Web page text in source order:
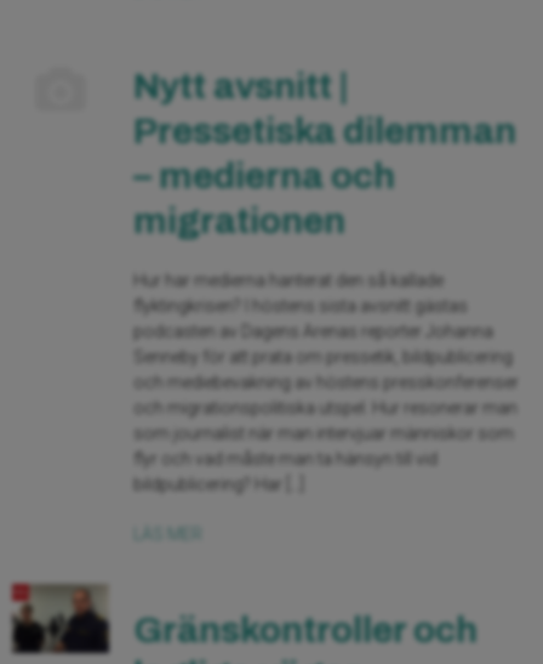
Nytt avsnitt |
Pressetiska dilemman
– medierna och
migrationen
Hur har medierna hanterat den så kallade
flyktingkrisen? I höstens sista avsnitt gästas
podcasten av Dagens Arenas reporter Johanna
Senneby för att prata om pressetik, bildpublicering
och mediebevakning av höstens presskonferenser
och migrationspolitiska utspel. Hur resonerar man
som journalist när man intervjuar människor som
flyr och vad måste man ta hänsyn till vid
bildpublicering? Har […]
Gränskontroller och